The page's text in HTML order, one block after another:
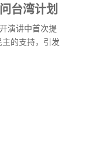
台湾计划
演讲中首次提
的支持，引发